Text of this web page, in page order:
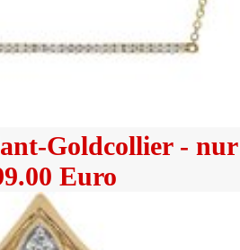
Goldcollier - nur
Euro